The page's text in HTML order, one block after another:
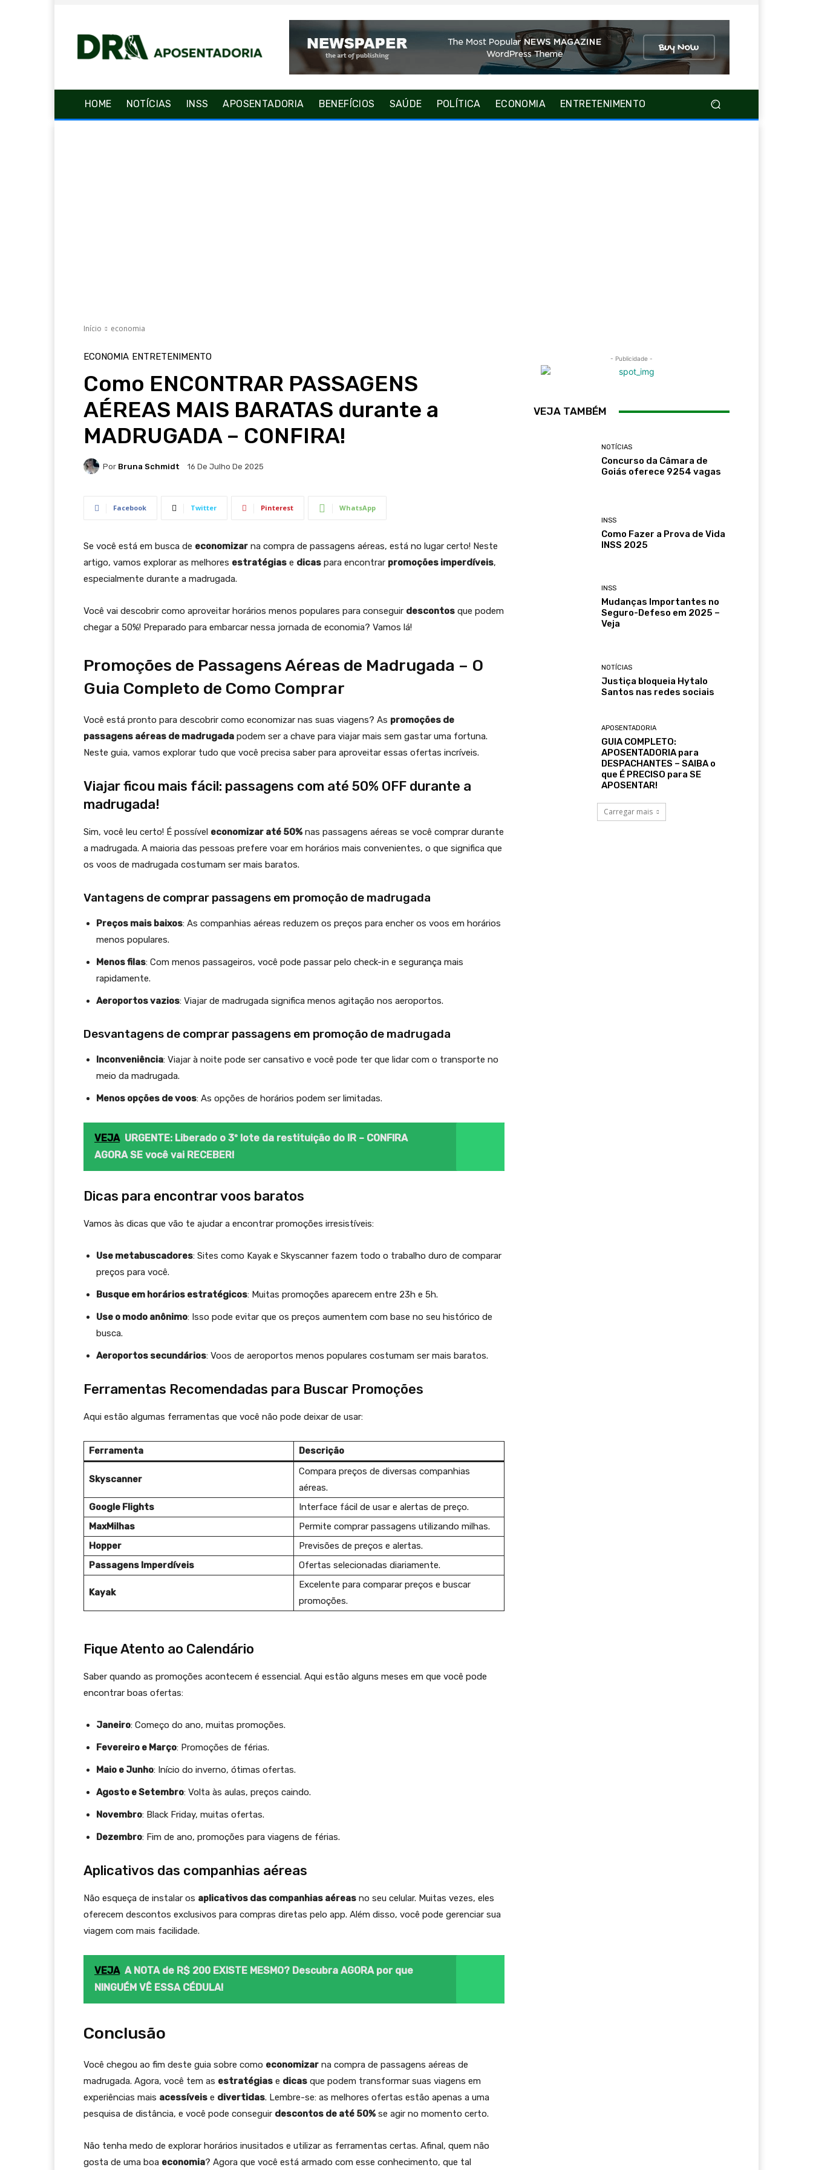
HOME NOTÍCIAS INSS APOSENTADORIA BENEFÍCIOS SAÚDE POLÍTICA ECONOMIA ENTRETENIMENTO
Início economia
ECONOMIA ENTRETENIMENTO
Como ENCONTRAR PASSAGENS
AÉREAS MAIS BARATAS durante a
MADRUGADA – CONFIRA!
Por Bruna Schmidt 16 De Julho De 2025
Facebook Twitter Pinterest WhatsApp
Se você está em busca de economizar na compra de passagens aéreas, está no lugar certo! Neste
artigo, vamos explorar as melhores estratégias e dicas para encontrar promoções imperdíveis,
especialmente durante a madrugada.
Você vai descobrir como aproveitar horários menos populares para conseguir descontos que podem
chegar a 50%! Preparado para embarcar nessa jornada de economia? Vamos lá!
Promoções de Passagens Aéreas de Madrugada – O
Guia Completo de Como Comprar
Você está pronto para descobrir como economizar nas suas viagens? As promoções de
passagens aéreas de madrugada podem ser a chave para viajar mais sem gastar uma fortuna.
Neste guia, vamos explorar tudo que você precisa saber para aproveitar essas ofertas incríveis.
Viajar ficou mais fácil: passagens com até 50% OFF durante a
madrugada!
Sim, você leu certo! É possível economizar até 50% nas passagens aéreas se você comprar durante
a madrugada. A maioria das pessoas prefere voar em horários mais convenientes, o que significa que
os voos de madrugada costumam ser mais baratos.
Vantagens de comprar passagens em promoção de madrugada
Preços mais baixos: As companhias aéreas reduzem os preços para encher os voos em horários
menos populares.
Menos filas: Com menos passageiros, você pode passar pelo check-in e segurança mais
rapidamente.
Aeroportos vazios: Viajar de madrugada significa menos agitação nos aeroportos.
Desvantagens de comprar passagens em promoção de madrugada
Inconveniência: Viajar à noite pode ser cansativo e você pode ter que lidar com o transporte no
meio da madrugada.
Menos opções de voos: As opções de horários podem ser limitadas.
VEJA URGENTE: Liberado o 3º lote da restituição do IR – CONFIRA
AGORA SE você vai RECEBER!
Dicas para encontrar voos baratos
Vamos às dicas que vão te ajudar a encontrar promoções irresistíveis:
Use metabuscadores: Sites como Kayak e Skyscanner fazem todo o trabalho duro de comparar
preços para você.
Busque em horários estratégicos: Muitas promoções aparecem entre 23h e 5h.
Use o modo anônimo: Isso pode evitar que os preços aumentem com base no seu histórico de
busca.
Aeroportos secundários: Voos de aeroportos menos populares costumam ser mais baratos.
Ferramentas Recomendadas para Buscar Promoções
Aqui estão algumas ferramentas que você não pode deixar de usar:
Ferramenta Descrição
Skyscanner
Compara preços de diversas companhias
aéreas.
Google Flights
Interface fácil de usar e alertas de preço.
MaxMilhas
Permite comprar passagens utilizando milhas.
Hopper
Previsões de preços e alertas.
Passagens Imperdíveis
Ofertas selecionadas diariamente.
Kayak
Excelente para comparar preços e buscar
promoções.
Fique Atento ao Calendário
Saber quando as promoções acontecem é essencial. Aqui estão alguns meses em que você pode
encontrar boas ofertas:
Janeiro: Começo do ano, muitas promoções.
Fevereiro e Março: Promoções de férias.
Maio e Junho: Início do inverno, ótimas ofertas.
Agosto e Setembro: Volta às aulas, preços caindo.
Novembro: Black Friday, muitas ofertas.
Dezembro: Fim de ano, promoções para viagens de férias.
Aplicativos das companhias aéreas
Não esqueça de instalar os aplicativos das companhias aéreas no seu celular. Muitas vezes, eles
oferecem descontos exclusivos para compras diretas pelo app. Além disso, você pode gerenciar sua
viagem com mais facilidade.
VEJA A NOTA de R$ 200 EXISTE MESMO? Descubra AGORA por que
NINGUÉM VÊ ESSA CÉDULA!
Conclusão
Você chegou ao fim deste guia sobre como economizar na compra de passagens aéreas de
madrugada. Agora, você tem as estratégias e dicas que podem transformar suas viagens em
experiências mais acessíveis e divertidas. Lembre-se: as melhores ofertas estão apenas a uma
pesquisa de distância, e você pode conseguir descontos de até 50% se agir no momento certo.
Não tenha medo de explorar horários inusitados e utilizar as ferramentas certas. Afinal, quem não
gosta de uma boa economia? Agora que você está armado com esse conhecimento, que tal
- Publicidade -
VEJA TAMBÉM
NOTÍCIAS
Concurso da Câmara de
Goiás oferece 9254 vagas
INSS
Como Fazer a Prova de Vida
INSS 2025
INSS
Mudanças Importantes no
Seguro-Defeso em 2025 –
Veja
NOTÍCIAS
Justiça bloqueia Hytalo
Santos nas redes sociais
APOSENTADORIA
GUIA COMPLETO:
APOSENTADORIA para
DESPACHANTES – SAIBA o
que É PRECISO para SE
APOSENTAR!
Carregar mais